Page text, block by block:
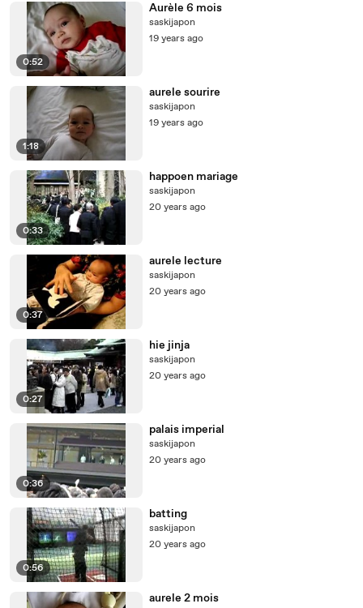
0:52
Aurèle 6 mois
saskijapon
19 years ago
1:18
aurele sourire
saskijapon
19 years ago
0:33
happoen mariage
saskijapon
20 years ago
0:37
aurele lecture
saskijapon
20 years ago
0:27
hie jinja
saskijapon
20 years ago
0:36
palais imperial
saskijapon
20 years ago
0:56
batting
saskijapon
20 years ago
aurele 2 mois